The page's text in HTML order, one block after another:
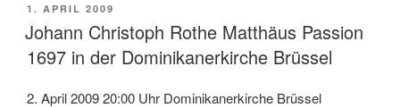
VERÖFFENTLICHT
AM
1. APRIL 2009
Johann Christoph Rothe Matthäus Passion
1697 in der Dominikanerkirche Brüssel
2. April 2009 20:00 Uhr Dominikanerkirche Brüssel